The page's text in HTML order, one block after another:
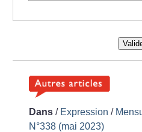
Dans / Expression /
N°338 (mai 2023)